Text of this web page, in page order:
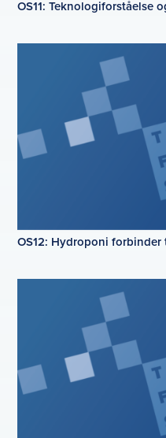
OS11: Teknologiforståelse
OS12: Hydroponi